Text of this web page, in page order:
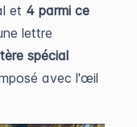
et 4 parmi ce
lettre
spécial
avec l'œil